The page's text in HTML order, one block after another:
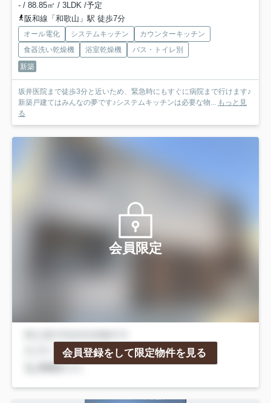
- / 88.85㎡ / 3LDK /予定
阪和線「和歌山」駅 徒歩7分
オール電化 システムキッチン
カウンターキッチン
食器洗い乾燥機
浴室乾燥機
バス・トイレ別
新築
坂井医院まで徒歩3分と近いため、緊急時にもすぐに病院まで行けます♪
新築戸建てはみんなの夢です♪システムキッチンは必要な物... もっと見
る
会員限定
会員登録をして限定物件を見る